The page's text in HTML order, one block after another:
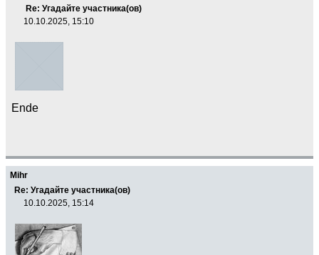
Re: Угадайте участника(ов)
10.10.2025, 15:10
Ende
Mihr
Re: Угадайте участника(ов)
10.10.2025, 15:14